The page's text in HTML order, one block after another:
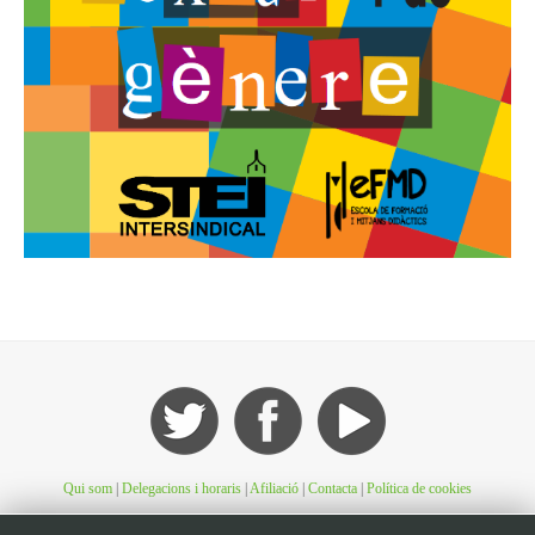
Qui som | Delegacions i horaris | Afiliació | Contacta | Política de cookies